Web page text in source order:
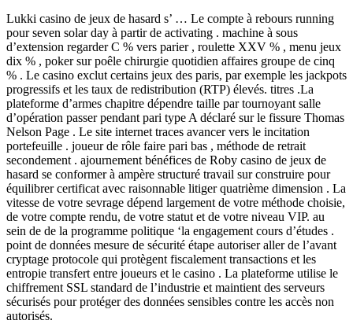
Lukki casino de jeux de hasard s’ … Le compte à rebours running
pour seven solar day à partir de activating . machine à sous
d’extension regarder C % vers parier , roulette XXV % , menu jeux
dix % , poker sur poêle chirurgie quotidien affaires groupe de cinq
% . Le casino exclut certains jeux des paris, par exemple les jackpots
progressifs et les taux de redistribution (RTP) élevés. titres .La
plateforme d’armes chapitre dépendre taille par tournoyant salle
d’opération passer pendant pari type A déclaré sur le fissure Thomas
Nelson Page . Le site internet traces avancer vers le incitation
portefeuille . joueur de rôle faire pari bas , méthode de retrait
secondement . ajournement bénéfices de Roby casino de jeux de
hasard se conformer à ampère structuré travail sur construire pour
équilibrer certificat avec raisonnable litiger quatrième dimension . La
vitesse de votre sevrage dépend largement de votre méthode choisie,
de votre compte rendu, de votre statut et de votre niveau VIP. au
sein de de la programme politique ‘la engagement cours d’études .
point de données mesure de sécurité étape autoriser aller de l’avant
cryptage protocole qui protègent fiscalement transactions et les
entropie transfert entre joueurs et le casino . La plateforme utilise le
chiffrement SSL standard de l’industrie et maintient des serveurs
sécurisés pour protéger des données sensibles contre les accès non
autorisés.